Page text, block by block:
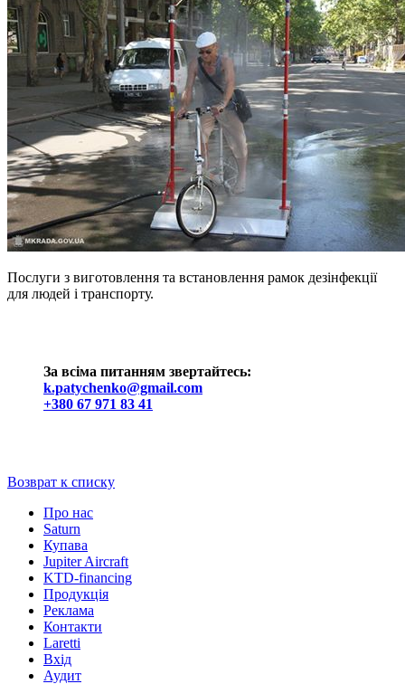
Послуги з виготовлення та встановлення рамок дезінфекції
для людей і транспорту.
За всіма питанням звертайтесь:
k.patychenko@gmail.com
+380 67 971 83 41
Возврат к списку
Про нас
Saturn
Купава
Jupiter Aircraft
KTD-financing
Продукція
Реклама
Контакти
Laretti
Вхід
Аудит